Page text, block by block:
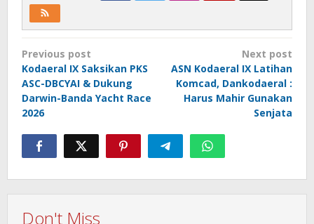
Post
navigation
Previous post
Kodaeral IX Saksikan PKS
ASC-DBCYAI & Dukung
Darwin-Banda Yacht Race
2026
Next post
ASN Kodaeral IX Latihan
Komcad, Dankodaeral :
Harus Mahir Gunakan
Senjata
Don't Miss